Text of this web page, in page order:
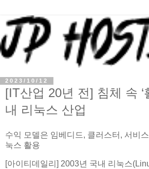
2023/10/12
[IT산업 20년 전] 침체 속 ‘
내 리눅스 산업
수익 모델은 임베디드, 클러스터, 서비
눅스 활용
[아이티데일리] 2003년 국내 리눅스